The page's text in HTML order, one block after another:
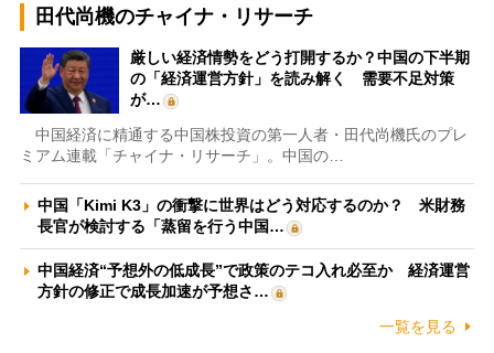
田代尚機のチャイナ・リサーチ
厳しい経済情勢をどう打開するか？中国の下半期
の「経済運営方針」を読み解く 需要不足対策
が…
中国経済に精通する中国株投資の第一人者・田代尚機氏のプレ
ミアム連載「チャイナ・リサーチ」。中国の…
中国「Kimi K3」の衝撃に世界はどう対応するのか？ 米財務
長官が検討する「蒸留を行う中国…
中国経済“予想外の低成長”で政策のテコ入れ必至か 経済運営
方針の修正で成長加速が予想さ…
一覧を見る